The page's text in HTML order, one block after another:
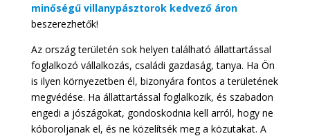
minőségű villanypásztorok kedvező áron
beszerezhetők!
Az ország területén sok helyen található állattartással
foglalkozó vállalkozás, családi gazdaság, tanya. Ha Ön
is ilyen környezetben él, bizonyára fontos a területének
megvédése. Ha állattartással foglalkozik, és szabadon
engedi a jószágokat, gondoskodnia kell arról, hogy ne
kóboroljanak el, és ne közelítsék meg a közutakat. A